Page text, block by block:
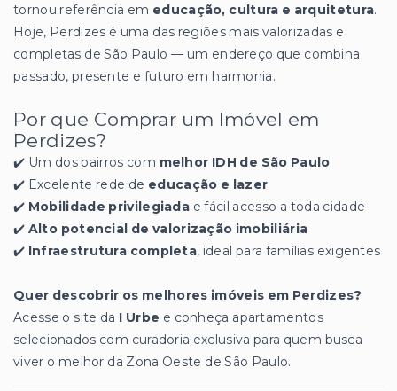
tornou referência em educação, cultura e arquitetura.
Hoje, Perdizes é uma das regiões mais valorizadas e
completas de São Paulo — um endereço que combina
passado, presente e futuro em harmonia.
Por que Comprar um Imóvel em
Perdizes?
✔️ Um dos bairros com melhor IDH de São Paulo
✔️ Excelente rede de educação e lazer
✔️ Mobilidade privilegiada e fácil acesso a toda cidade
✔️ Alto potencial de valorização imobiliária
✔️ Infraestrutura completa, ideal para famílias exigentes
Quer descobrir os melhores imóveis em Perdizes?
Acesse o site da I Urbe e conheça apartamentos
selecionados com curadoria exclusiva para quem busca
viver o melhor da Zona Oeste de São Paulo.